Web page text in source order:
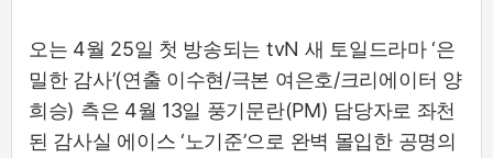
오는 4월 25일 첫 방송되는 tvN 새 토일드라마 ‘은
밀한 감사’(연출 이수현/극본 여은호/크리에이터 양
희승) 측은 4월 13일 풍기문란(PM) 담당자로 좌천
된 감사실 에이스 ‘노기준’으로 완벽 몰입한 공명의